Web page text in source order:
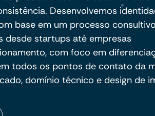
Desenvolvemos
base em um processo
desde startups até empresas
com foco em
todos os pontos de contato da
domínio técnico e design de